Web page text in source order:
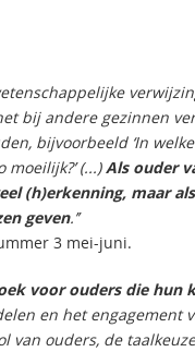
bij andere gezinnen
bijvoorbeeld ‘In
(...)Als ouder
(h)erkenning, maar
geven.’’
3 mei-juni.
voor ouders die hun
en het engagement
van ouders, de